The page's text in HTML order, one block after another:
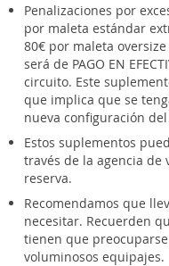
Penalizaciones por
por maleta estándar
80€ por maleta
será de PAGO EN
circuito. Este
que implica que se
nueva configuración
Estos suplementos
través de la agencia de
reserva.
Recomendamos que
necesitar. Recuerden
tienen que
voluminosos equipajes.